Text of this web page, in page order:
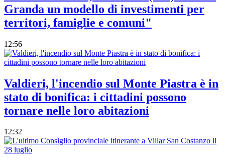
Granda un modello di investimenti per
territori, famiglie e comuni"
12:56
Valdieri, l'incendio sul Monte Piastra è in
stato di bonifica: i cittadini possono
tornare nelle loro abitazioni
12:32